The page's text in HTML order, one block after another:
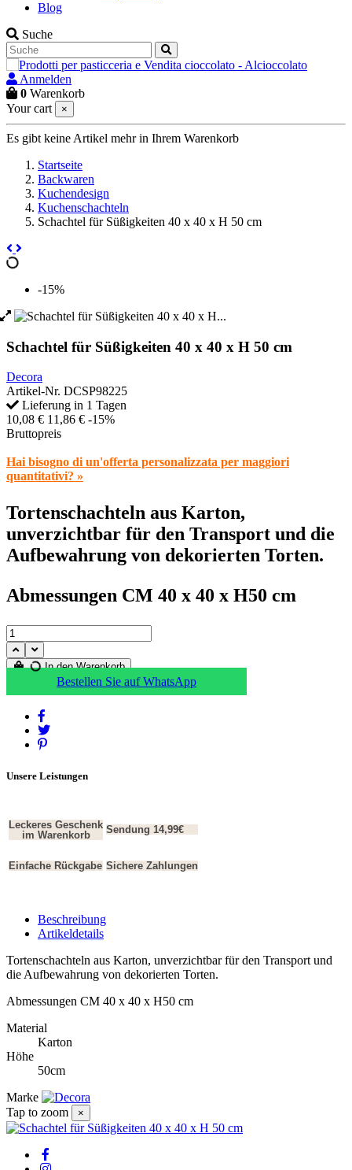
Blog
Suche
Anmelden
0 Warenkorb
Your cart
×
Es gibt keine Artikel mehr in Ihrem Warenkorb
Startseite
Backwaren
Kuchendesign
Kuchenschachteln
Schachtel für Süßigkeiten 40 x 40 x H 50 cm
-15%
Schachtel für Süßigkeiten 40 x 40 x H 50 cm
Decora
Artikel-Nr. DCSP98225
Lieferung in 1 Tagen
10,08 € 11,86 € -15%
Bruttopreis
Hai bisogno di un'offerta personalizzata per maggiori
quantitativi? »
Tortenschachteln aus Karton,
unverzichtbar für den Transport und die
Aufbewahrung von dekorierten Torten.
Abmessungen CM 40 x 40 x H50 cm
In den Warenkorb
Bestellen Sie auf WhatsApp
Unsere Leistungen
Leckeres Geschenk
im Warenkorb
Sendung 14,99€
Einfache Rückgabe Sichere Zahlungen
Beschreibung
Artikeldetails
Tortenschachteln aus Karton, unverzichtbar für den Transport und
die Aufbewahrung von dekorierten Torten.
Abmessungen CM 40 x 40 x H50 cm
Material
Karton
Höhe
50cm
Marke
Tap to zoom
×